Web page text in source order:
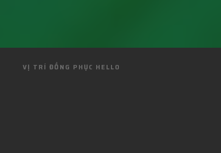
VỊ TRÍ ĐỒNG PHỤC HELLO